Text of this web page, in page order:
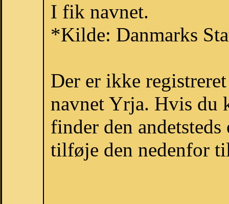
I fik navnet.
*Kilde: Danmarks
Der er ikke
navnet Yrja. Hvis du
finder den
tilføje den nedenfor